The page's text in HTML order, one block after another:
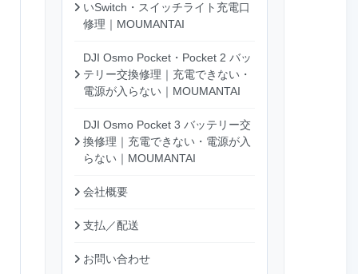
いSwitch・スイッチライト充電口
修理｜MOUMANTAI
DJI Osmo Pocket・Pocket 2 バッ
テリー交換修理｜充電できない・
電源が入らない｜MOUMANTAI
DJI Osmo Pocket 3 バッテリー交
換修理｜充電できない・電源が入
らない｜MOUMANTAI
会社概要
支払／配送
お問い合わせ